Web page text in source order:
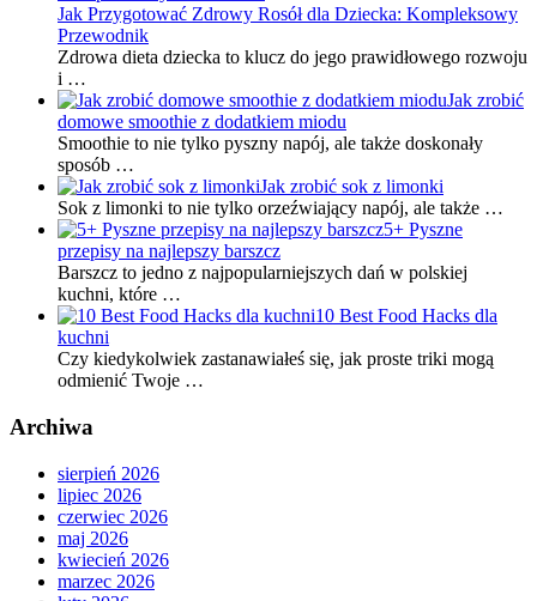
Jak Przygotować Zdrowy Rosół dla Dziecka: Kompleksowy
Przewodnik
Zdrowa dieta dziecka to klucz do jego prawidłowego rozwoju
i …
Jak zrobić
domowe smoothie z dodatkiem miodu
Smoothie to nie tylko pyszny napój, ale także doskonały
sposób …
Jak zrobić sok z limonki
Sok z limonki to nie tylko orzeźwiający napój, ale także …
5+ Pyszne
przepisy na najlepszy barszcz
Barszcz to jedno z najpopularniejszych dań w polskiej
kuchni, które …
10 Best Food Hacks dla
kuchni
Czy kiedykolwiek zastanawiałeś się, jak proste triki mogą
odmienić Twoje …
Archiwa
sierpień 2026
lipiec 2026
czerwiec 2026
maj 2026
kwiecień 2026
marzec 2026